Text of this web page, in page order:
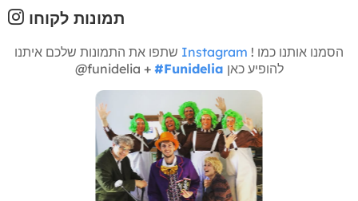
תמונות לקוחו
Instagram ! הסמנו אותנו כמו
@funidelia + #Funidelia להופיע כאן